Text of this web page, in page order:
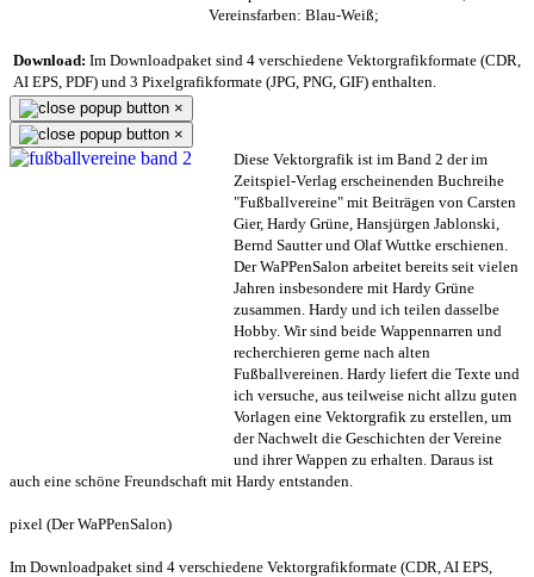
Vereinsfarben: Blau-Weiß;
Download: Im Downloadpaket sind 4 verschiedene Vektorgrafikformate (CDR,
AI EPS, PDF) und 3 Pixelgrafikformate (JPG, PNG, GIF) enthalten.
×
×
Diese Vektorgrafik ist im Band 2 der im
Zeitspiel-Verlag erscheinenden Buchreihe
"Fußballvereine" mit Beiträgen von Carsten
Gier, Hardy Grüne, Hansjürgen Jablonski,
Bernd Sautter und Olaf Wuttke erschienen.
Der WaPPenSalon arbeitet bereits seit vielen
Jahren insbesondere mit Hardy Grüne
zusammen. Hardy und ich teilen dasselbe
Hobby. Wir sind beide Wappennarren und
recherchieren gerne nach alten
Fußballvereinen. Hardy liefert die Texte und
ich versuche, aus teilweise nicht allzu guten
Vorlagen eine Vektorgrafik zu erstellen, um
der Nachwelt die Geschichten der Vereine
und ihrer Wappen zu erhalten. Daraus ist
auch eine schöne Freundschaft mit Hardy entstanden.
pixel (Der WaPPenSalon)
Im Downloadpaket sind 4 verschiedene Vektorgrafikformate (CDR, AI EPS,